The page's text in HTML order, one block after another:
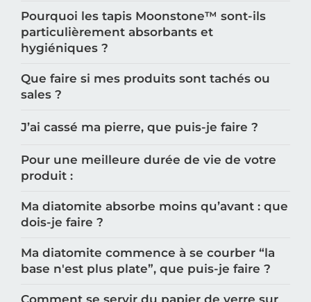
Pourquoi les tapis Moonstone™️ sont-ils
particulièrement absorbants et
hygiéniques ?
Que faire si mes produits sont tachés ou
sales ?
J’ai cassé ma pierre, que puis-je faire ?
Pour une meilleure durée de vie de votre
produit :
Ma diatomite absorbe moins qu’avant : que
dois-je faire ?
Ma diatomite commence à se courber “la
base n'est plus plate”, que puis-je faire ?
Comment se servir du papier de verre sur